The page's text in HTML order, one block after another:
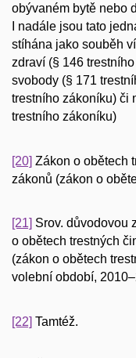
obývaném bytě nebo
I nadále jsou tato
stíhána jako souběh
zdraví (§ 146
svobody (§ 171
trestního zákoníku) či
trestního zákoníku)
[20] Zákon o obětech
zákonů (zákon o
[21] Srov. důvodovou
o obětech trestných
(zákon o obětech
volební období,
[22] Tamtéž.